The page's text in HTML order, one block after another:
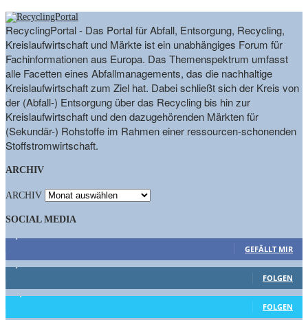
RecyclingPortal - Das Portal für Abfall, Entsorgung, Recycling,
Kreislaufwirtschaft und Märkte ist ein unabhängiges Forum für
Fachinformationen aus Europa. Das Themenspektrum umfasst
alle Facetten eines Abfallmanagements, das die nachhaltige
Kreislaufwirtschaft zum Ziel hat. Dabei schließt sich der Kreis von
der (Abfall-) Entsorgung über das Recycling bis hin zur
Kreislaufwirtschaft und den dazugehörenden Märkten für
(Sekundär-) Rohstoffe im Rahmen einer ressourcen-schonenden
Stoffstromwirtschaft.
ARCHIV
ARCHIV
SOCIAL MEDIA
GEFÄLLT MIR
FOLGEN
FOLGEN